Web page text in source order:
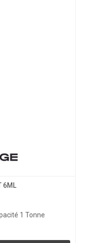
6ML
1 Tonne